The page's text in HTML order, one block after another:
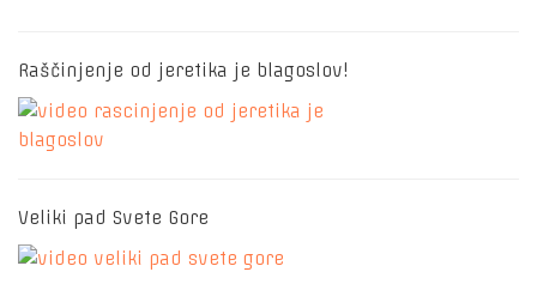
Raščinjenje od jeretika je blagoslov!
Veliki pad Svete Gore